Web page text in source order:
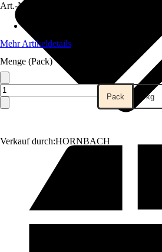
Verkauf durch:HORNBACH
Art.-Nr.
Mehr Artikeldetails
Menge (Pack)
Pack kg